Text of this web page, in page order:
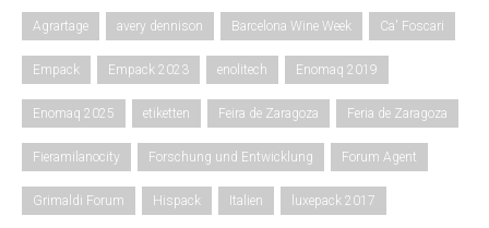
Agrartage avery dennison Barcelona Wine Week Ca' Foscari
Empack Empack 2023 enolitech Enomaq 2019
Enomaq 2025 etiketten Feira de Zaragoza Feria de Zaragoza
Fieramilanocity Forschung und Entwicklung Forum Agent
Grimaldi Forum Hispack Italien luxepack 2017